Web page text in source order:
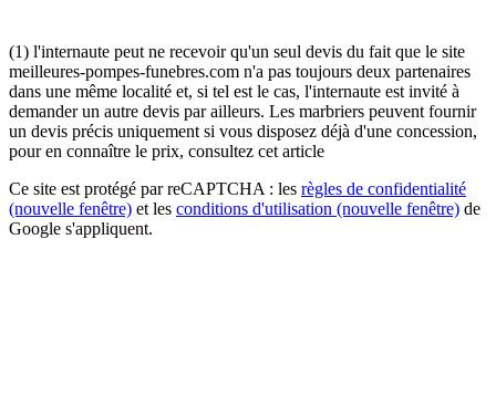
(1) l'internaute peut ne recevoir qu'un seul devis du fait que le site
meilleures-pompes-funebres.com n'a pas toujours deux partenaires
dans une même localité et, si tel est le cas, l'internaute est invité à
demander un autre devis par ailleurs. Les marbriers peuvent fournir
un devis précis uniquement si vous disposez déjà d'une concession,
pour en connaître le prix, consultez cet article
Ce site est protégé par reCAPTCHA : les règles de confidentialité
(nouvelle fenêtre) et les conditions d'utilisation (nouvelle fenêtre) de
Google s'appliquent.